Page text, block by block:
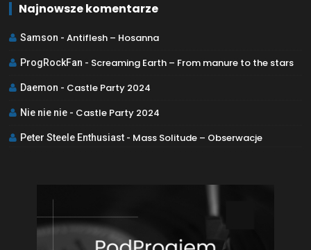
Najnowsze komentarze
Samson - Antiflesh – Hosanna
ProgRockFan - Screaming Earth – From manure to the stars
Daemon - Castle Party 2024
Nie nie nie - Castle Party 2024
Peter Steele Enthusiast - Mass Solitude – Obserwacje